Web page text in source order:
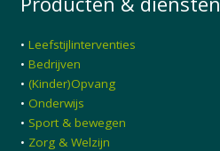
• Leefstijlinterventies
• Bedrijven
• (Kinder)Opvang
• Onderwijs
• Sport & bewegen
• Zorg & Welzijn